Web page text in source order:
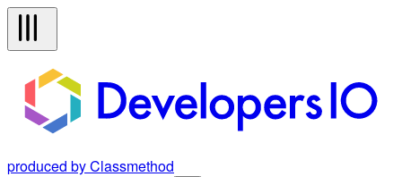
produced by Classmethod